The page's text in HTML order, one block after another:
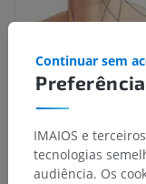
Continuar sem
IMAIOS e
tecnologias
audiência. Os